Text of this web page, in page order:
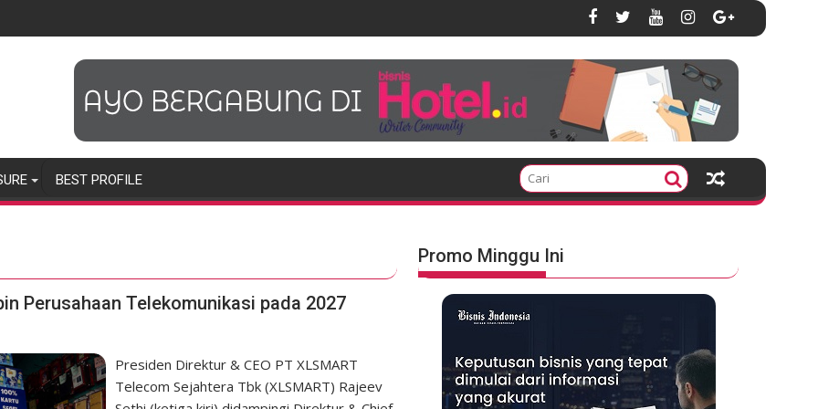
BEST PROFILE
Perusahaan Telekomunikasi pada 2027
Presiden Direktur & CEO PT XLSMART
Telecom Sejahtera Tbk (XLSMART) Rajeev
Promo Minggu Ini